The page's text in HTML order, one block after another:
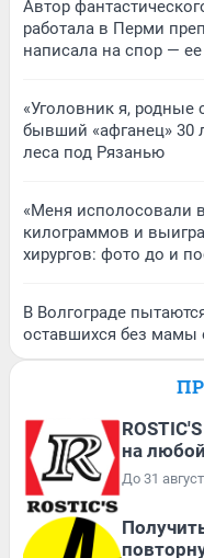
Автор
работала в Перми
написала на спор —
«Уголовник я, родные
бывший «афганец» 30
леса под Рязанью
«Меня исполосовали
килограммов и
хирургов: фото до и
В Волгограде
оставшихся без мамы
на
До 31